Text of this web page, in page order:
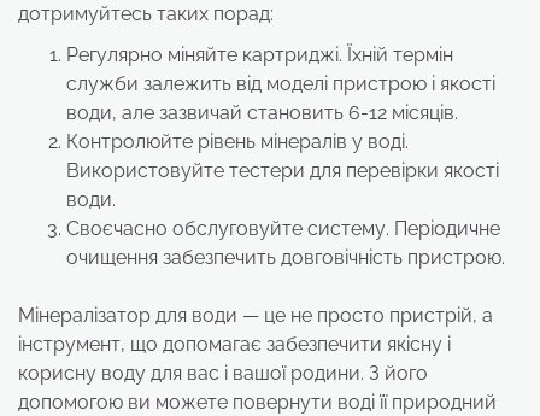
дотримуйтесь таких порад:
Регулярно міняйте картриджі. Їхній термін
служби залежить від моделі пристрою і якості
води, але зазвичай становить 6-12 місяців.
Контролюйте рівень мінералів у воді.
Використовуйте тестери для перевірки якості
води.
Своєчасно обслуговуйте систему. Періодичне
очищення забезпечить довговічність пристрою.
Мінералізатор для води — це не просто пристрій, а
інструмент, що допомагає забезпечити якісну і
корисну воду для вас і вашої родини. З його
допомогою ви можете повернути воді її природний